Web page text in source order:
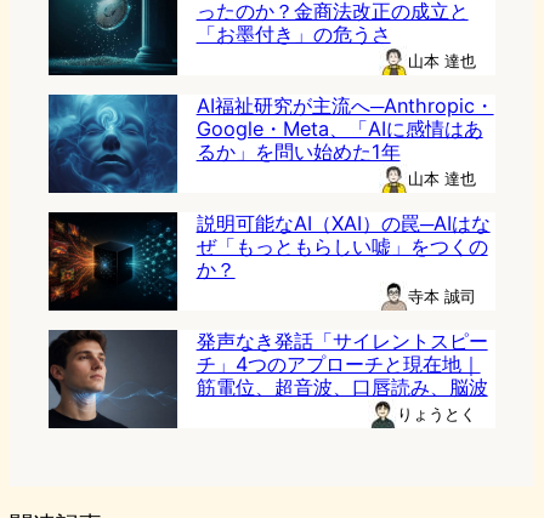
ったのか？金商法改正の成立と
「お墨付き」の危うさ
山本 達也
AI福祉研究が主流へ─Anthropic・
Google・Meta、「AIに感情はあ
るか」を問い始めた1年
山本 達也
説明可能なAI（XAI）の罠─AIはな
ぜ「もっともらしい嘘」をつくの
か？
寺本 誠司
発声なき発話「サイレントスピー
チ」4つのアプローチと現在地｜
筋電位、超音波、口唇読み、脳波
りょうとく